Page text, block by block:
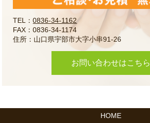
TEL：0836-34-1162
FAX：0836-34-1174
住所：山口県宇部市大字小串91-26
お問い合わせはこちら
HOME